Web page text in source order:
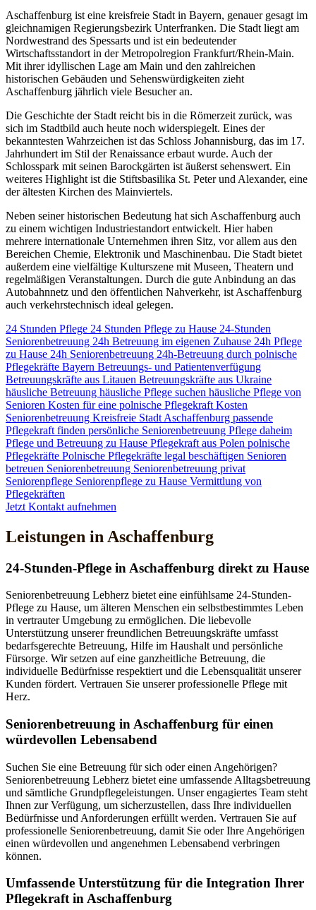
Aschaffenburg ist eine kreisfreie Stadt in Bayern, genauer gesagt im
gleichnamigen Regierungsbezirk Unterfranken. Die Stadt liegt am
Nordwestrand des Spessarts und ist ein bedeutender
Wirtschaftsstandort in der Metropolregion Frankfurt/Rhein-Main.
Mit ihrer idyllischen Lage am Main und den zahlreichen
historischen Gebäuden und Sehenswürdigkeiten zieht
Aschaffenburg jährlich viele Besucher an.
Die Geschichte der Stadt reicht bis in die Römerzeit zurück, was
sich im Stadtbild auch heute noch widerspiegelt. Eines der
bekanntesten Wahrzeichen ist das Schloss Johannisburg, das im 17.
Jahrhundert im Stil der Renaissance erbaut wurde. Auch der
Schlosspark mit seinen Barockgärten ist äußerst sehenswert. Ein
weiteres Highlight ist die Stiftsbasilika St. Peter und Alexander, eine
der ältesten Kirchen des Mainviertels.
Neben seiner historischen Bedeutung hat sich Aschaffenburg auch
zu einem wichtigen Industriestandort entwickelt. Hier haben
mehrere internationale Unternehmen ihren Sitz, vor allem aus den
Bereichen Chemie, Elektronik und Maschinenbau. Die Stadt bietet
außerdem eine vielfältige Kulturszene mit Museen, Theatern und
regelmäßigen Veranstaltungen. Durch die gute Anbindung an das
Autobahnnetz und den öffentlichen Nahverkehr, ist Aschaffenburg
auch verkehrstechnisch ideal gelegen.
24 Stunden Pflege 24 Stunden Pflege zu Hause 24-Stunden
Seniorenbetreuung 24h Betreuung im eigenen Zuhause 24h Pflege
zu Hause 24h Seniorenbetreuung 24h-Betreuung durch polnische
Pflegekräfte Bayern Betreuungs- und Patientenverfügung
Betreuungskräfte aus Litauen Betreuungskräfte aus Ukraine
häusliche Betreuung häusliche Pflege suchen häusliche Pflege von
Senioren Kosten für eine polnische Pflegekraft Kosten
Seniorenbetreuung Kreisfreie Stadt Aschaffenburg passende
Pflegekraft finden persönliche Seniorenbetreuung Pflege daheim
Pflege und Betreuung zu Hause Pflegekraft aus Polen polnische
Pflegekräfte Polnische Pflegekräfte legal beschäftigen Senioren
betreuen Seniorenbetreuung Seniorenbetreuung privat
Seniorenpflege Seniorenpflege zu Hause Vermittlung von
Pflegekräften
Jetzt Kontakt aufnehmen
Leistungen in Aschaffenburg
24-Stunden-Pflege in Aschaffenburg direkt zu Hause
Seniorenbetreuung Lebherz bietet eine einfühlsame 24-Stunden-
Pflege zu Hause, um älteren Menschen ein selbstbestimmtes Leben
in vertrauter Umgebung zu ermöglichen. Die liebevolle
Unterstützung unserer freundlichen Betreuungskräfte umfasst
bedarfsgerechte Betreuung, Hilfe im Haushalt und persönliche
Fürsorge. Wir setzen auf eine ganzheitliche Betreuung, die
individuelle Bedürfnisse respektiert und die Lebensqualität unserer
Kunden fördert. Vertrauen Sie unserer professionelle Pflege mit
Herz.
Senioren­betreuung in Aschaffenburg für einen
würdevollen Lebensabend
Suchen Sie eine Betreuung für sich oder einen Angehörigen?
Seniorenbetreuung Lebherz bietet eine umfassende Alltagsbetreuung
und sämtliche Grundpflegeleistungen. Unser engagiertes Team steht
Ihnen zur Verfügung, um sicherzustellen, dass Ihre individuellen
Bedürfnisse und Anforderungen erfüllt werden. Vertrauen Sie auf
professionelle Seniorenbetreuung, damit Sie oder Ihre Angehörigen
einen würdevollen und angenehmen Lebensabend verbringen
können.
Umfassende Unterstützung für die Integration Ihrer
Pflegekraft in Aschaffenburg